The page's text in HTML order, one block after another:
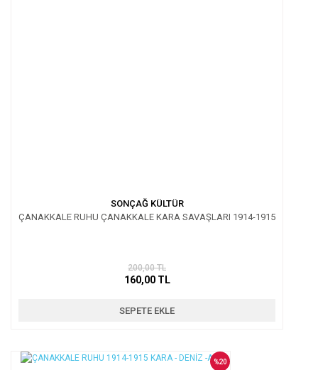
SONÇAĞ KÜLTÜR
ÇANAKKALE RUHU ÇANAKKALE KARA SAVAŞLARI 1914-1915
200,00 TL
160,00 TL
SEPETE EKLE
%20